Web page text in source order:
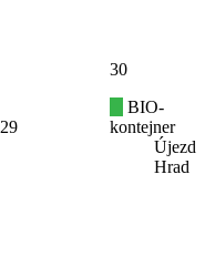
29
30
BIO-
kontejner
Újezd
Hrad